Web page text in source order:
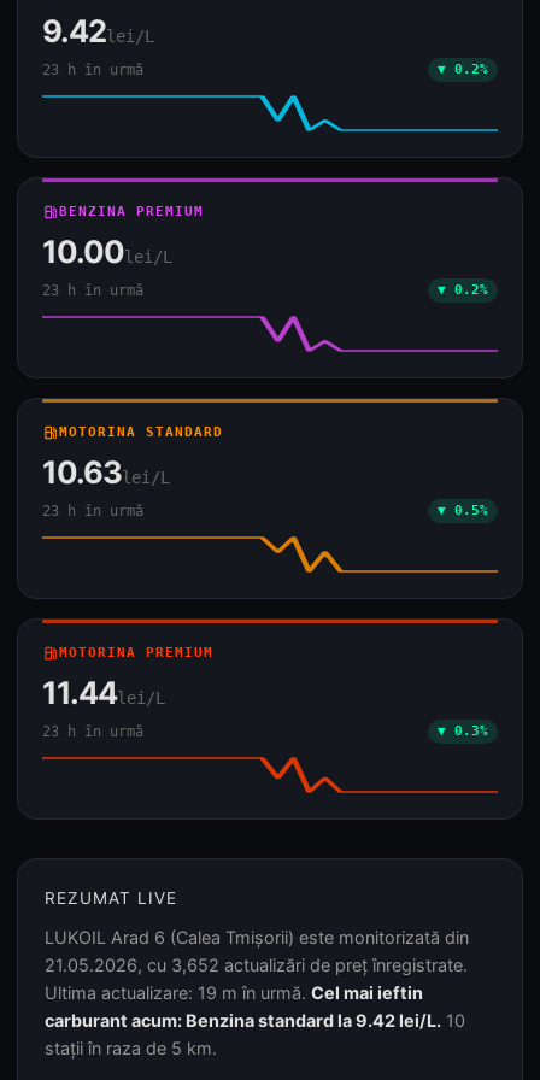
9.42lei/L
23 h în urmă ▼ 0.2%
local_gas_stationBENZINA PREMIUM
10.00lei/L
23 h în urmă ▼ 0.2%
local_gas_stationMOTORINA STANDARD
10.63lei/L
23 h în urmă ▼ 0.5%
local_gas_stationMOTORINA PREMIUM
11.44lei/L
23 h în urmă ▼ 0.3%
REZUMAT LIVE
LUKOIL Arad 6 (Calea Tmișorii) este monitorizată din
21.05.2026, cu 3,652 actualizări de preț înregistrate.
Ultima actualizare: 19 m în urmă. Cel mai ieftin
carburant acum: Benzina standard la 9.42 lei/L. 10
stații în raza de 5 km.